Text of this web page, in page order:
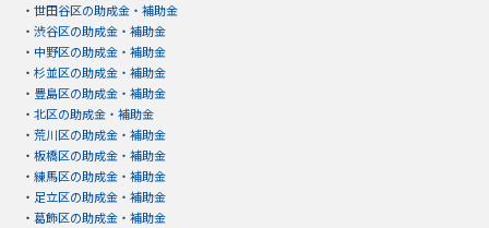
・ 世田谷区の助成金・補助金
・ 渋谷区の助成金・補助金
・ 中野区の助成金・補助金
・ 杉並区の助成金・補助金
・ 豊島区の助成金・補助金
・ 北区の助成金・補助金
・ 荒川区の助成金・補助金
・ 板橋区の助成金・補助金
・ 練馬区の助成金・補助金
・ 足立区の助成金・補助金
・ 葛飾区の助成金・補助金